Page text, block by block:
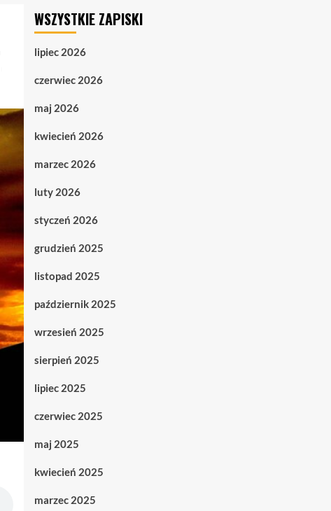
WSZYSTKIE ZAPISKI
lipiec 2026
czerwiec 2026
maj 2026
kwiecień 2026
marzec 2026
luty 2026
styczeń 2026
grudzień 2025
listopad 2025
październik 2025
wrzesień 2025
sierpień 2025
lipiec 2025
czerwiec 2025
maj 2025
kwiecień 2025
marzec 2025